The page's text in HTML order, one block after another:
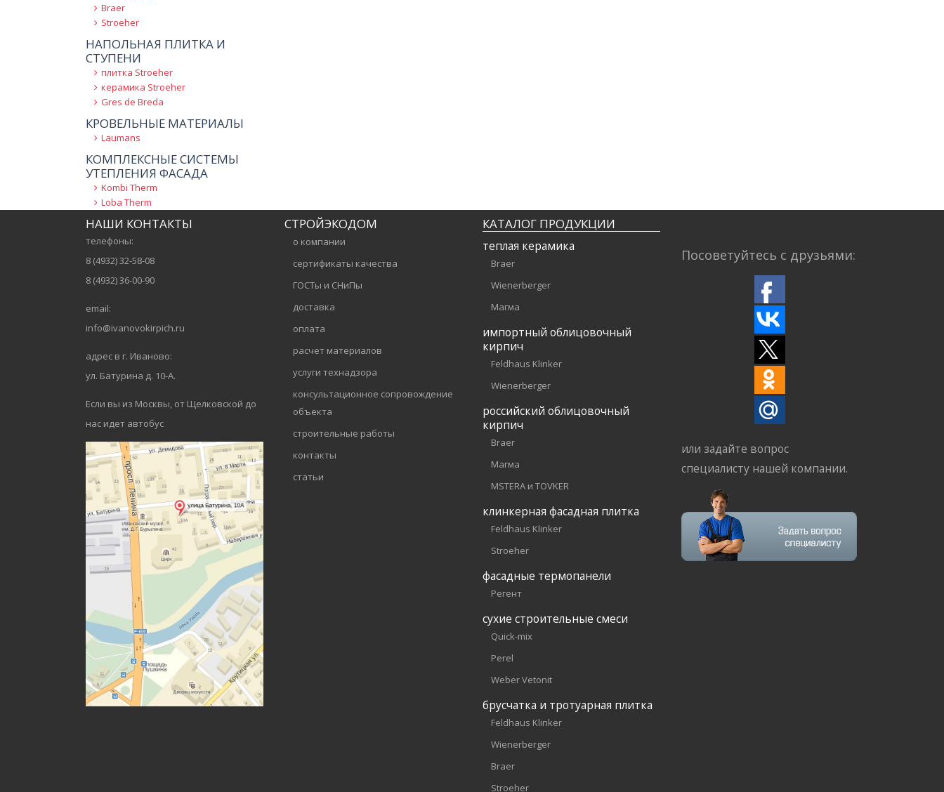
Braer
Stroeher
НАПОЛЬНАЯ ПЛИТКА И
СТУПЕНИ
плитка Stroeher
керамика Stroeher
Gres de Breda
КРОВЕЛЬНЫЕ МАТЕРИАЛЫ
Laumans
КОМПЛЕКСНЫЕ СИСТЕМЫ
УТЕПЛЕНИЯ ФАСАДА
Kombi Therm
Loba Therm
НАШИ КОНТАКТЫ
телефоны:
8 (4932) 32-58-08
8 (4932) 36-00-90
email:
info@ivanovokirpich.ru
адрес в г. Иваново:
ул. Батурина д. 10-А.
Если вы из Москвы, от Щелковской до
нас идет автобус
СТРОЙЭКОДОМ
о компании
сертификаты качества
ГОСТы и СНиПы
доставка
оплата
расчет материалов
услуги технадзора
консультационное сопровождение
объекта
строительные работы
контакты
статьи
КАТАЛОГ ПРОДУКЦИИ
теплая керамика
Braer
Wienerberger
Магма
импортный облицовочный
кирпич
Feldhaus Klinker
Wienerberger
российский облицовочный
кирпич
Braer
Магма
MSTERA и TOVKER
клинкерная фасадная плитка
Feldhaus Klinker
Stroeher
фасадные термопанели
Регент
сухие строительные смеси
Quick-mix
Perel
Weber Vetonit
брусчатка и тротуарная плитка
Feldhaus Klinker
Wienerberger
Braer
Stroeher
Посоветуйтесь с друзьями:
или задайте вопрос
специалисту нашей компании.